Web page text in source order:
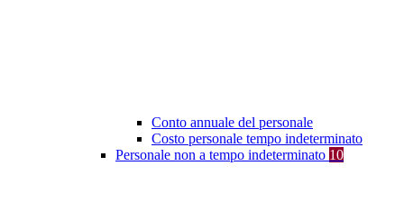
Conto annuale del personale
Costo personale tempo indeterminato
Personale non a tempo indeterminato 10